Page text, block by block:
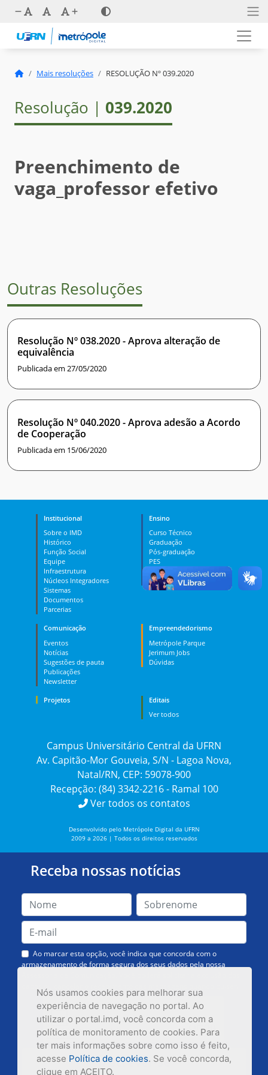
Nós usamos cookies para melhorar sua
experiência de navegação no portal. Ao
utilizar o portal.imd, você concorda com a
política de monitoramento de cookies. Para
ter mais informações sobre como isso é feito,
acesse Política de cookies. Se você concorda,
clique em ACEITO.
Mais resoluções RESOLUÇÃO Nº 039.2020
Resolução | 039.2020
Preenchimento de
vaga_professor efetivo
Outras Resoluções
Resolução Nº 038.2020 - Aprova alteração de
equivalência
Publicada em 27/05/2020
Resolução Nº 040.2020 - Aprova adesão a Acordo
de Cooperação
Publicada em 15/06/2020
Institucional
Sobre o IMD
Histórico
Função Social
Equipe
Infraestrutura
Núcleos Integradores
Sistemas
Documentos
Parcerias
Ensino
Curso Técnico
Graduação
Pós-graduação
PES
MOOC
Dúvidas
Comunicação
Eventos
Notícias
Sugestões de pauta
Publicações
Newsletter
Empreendedorismo
Metrópole Parque
Jerimum Jobs
Dúvidas
Projetos
Editais
Ver todos
Campus Universitário Central da UFRN
Av. Capitão-Mor Gouveia, S/N - Lagoa Nova,
Natal/RN, CEP: 59078-900
Recepção: (84) 3342-2216 - Ramal 100
Ver todos os contatos
Desenvolvido pelo Metrópole Digital da UFRN
2009 a 2026 | Todos os direitos reservados
Receba nossas notícias
Ao marcar esta opção, você indica que concorda com o
armazenamento de forma segura dos seus dados pela nossa
Inscrever-se